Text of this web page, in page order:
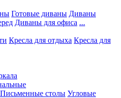
Готовые диваны Диваны
Диваны для офиса ...
Кресла для отдыха Кресла для
Письменные столы Угловые